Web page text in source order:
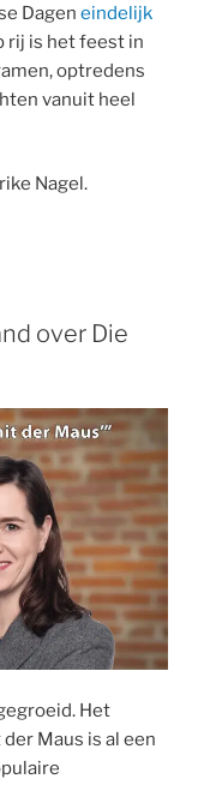
Dagen eindelijk
rij is het feest in
optredens
vanuit heel
Nagel.
over Die
Het
Maus is al een